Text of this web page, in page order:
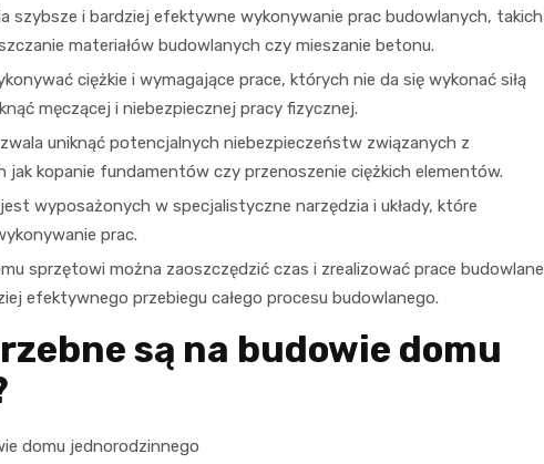
szybsze i bardziej efektywne wykonywanie prac budowlanych, takich
materiałów budowlanych czy mieszanie betonu.
ciężkie i wymagające prace, których nie da się wykonać siłą
męczącej i niebezpiecznej pracy fizycznej.
uniknąć potencjalnych niebezpieczeństw związanych z
jak kopanie fundamentów czy przenoszenie ciężkich elementów.
wyposażonych w specjalistyczne narzędzia i układy, które
prac.
sprzętowi można zaoszczędzić czas i zrealizować prace budowlane
efektywnego przebiegu całego procesu budowlanego.
są na budowie domu
domu jednorodzinnego